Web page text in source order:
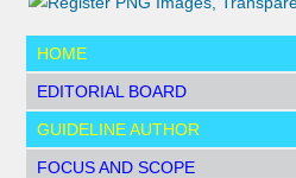
HOME
EDITORIAL BOARD
GUIDELINE AUTHOR
FOCUS AND SCOPE